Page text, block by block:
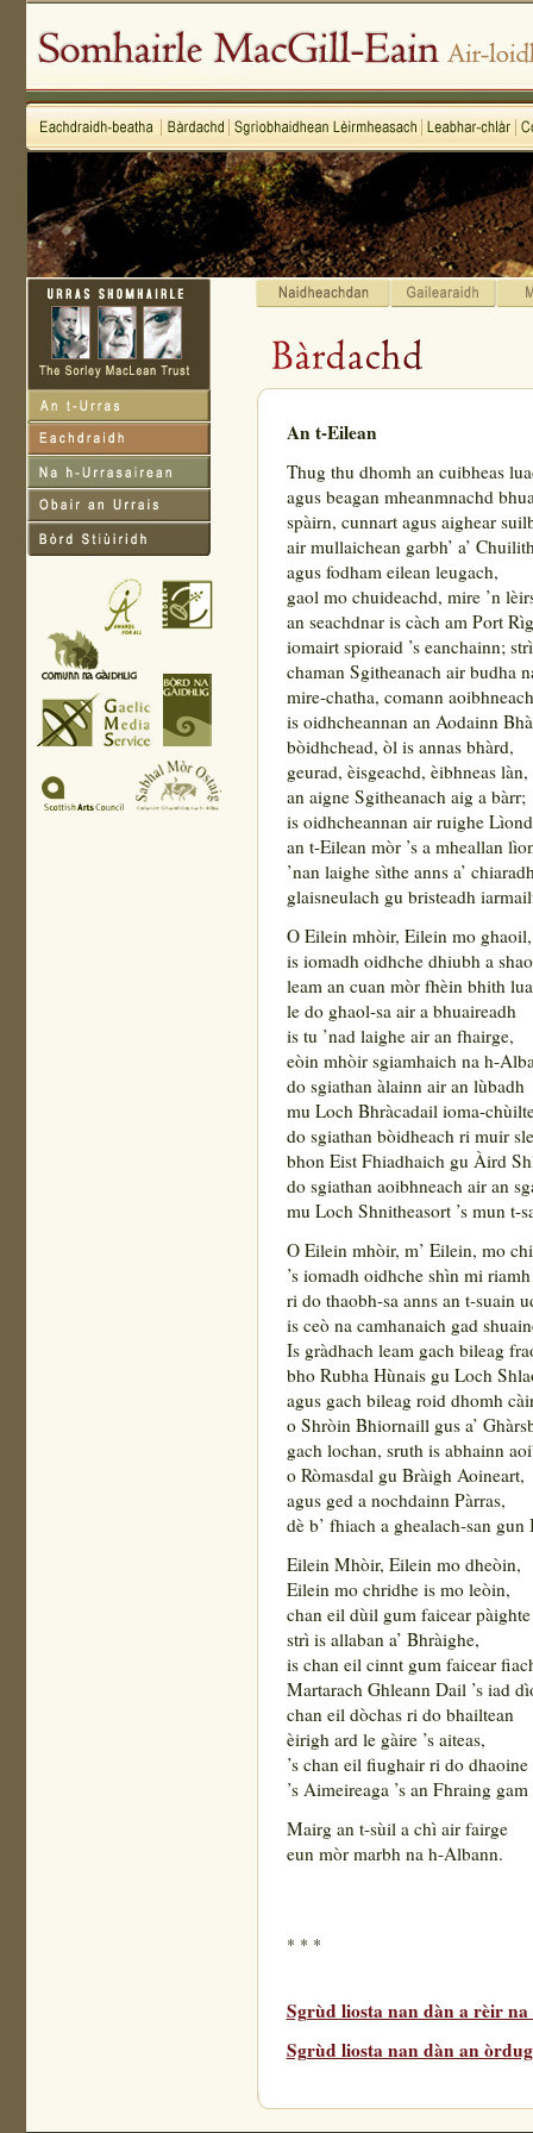
An t-Eilean
Thug thu dhomh an cuibheas
agus beagan mheanmnachd
spàirn, cunnart agus aighear
air mullaichean garbh’ a’
agus fodham eilean leugach,
gaol mo chuideachd, mire ’n
an seachdnar is càch am Port
iomairt spioraid ’s eanchainn; strì
chaman Sgitheanach air budha
mire-chatha, comann
is oidhcheannan an Aodainn
bòidhchead, òl is annas bhàrd,
geurad, èisgeachd, èibhneas làn,
an aigne Sgitheanach aig a bàrr;
is oidhcheannan air ruighe
an t-Eilean mòr ’s a mheallan
’nan laighe sìthe anns a’
glaisneulach gu bristeadh
O Eilein mhòir, Eilein mo ghaoil,
is iomadh oidhche dhiubh a
leam an cuan mòr fhèin bhith
le do ghaol-sa air a bhuaireadh
is tu ’nad laighe air an fhairge,
eòin mhòir sgiamhaich na h-
do sgiathan àlainn air an lùbadh
mu Loch Bhràcadail ioma-
do sgiathan bòidheach ri muir
bhon Eist Fhiadhaich gu Àird
do sgiathan aoibhneach air an
mu Loch Shnitheasort ’s mun t-
O Eilein mhòir, m’ Eilein, mo
’s iomadh oidhche shìn mi riamh
ri do thaobh-sa anns an t-suain
is ceò na camhanaich gad
Is gràdhach leam gach bileag
bho Rubha Hùnais gu Loch
agus gach bileag roid dhomh
o Shròin Bhiornaill gus a’
gach lochan, sruth is abhainn
o Ròmasdal gu Bràigh Aoineart,
agus ged a nochdainn Pàrras,
dè b’ fhiach a ghealach-san gun
Eilein Mhòir, Eilein mo dheòin,
Eilein mo chridhe is mo leòin,
chan eil dùil gum faicear pàighte
strì is allaban a’ Bhràighe,
is chan eil cinnt gum faicear
Martarach Ghleann Dail ’s iad
chan eil dòchas ri do bhailtean
èirigh ard le gàire ’s aiteas,
’s chan eil fiughair ri do dhaoine
’s Aimeireaga ’s an Fhraing
Mairg an t-sùil a chì air fairge
eun mòr marbh na h-
* * *
Sgrùd liosta nan dàn a rèir na
Sgrùd liosta nan dàn an